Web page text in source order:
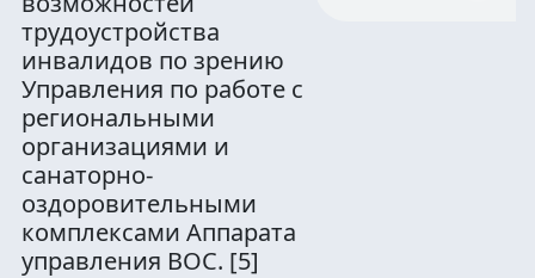
трудоустройства
инвалидов по зрению
Управления по работе с
региональными
организациями и
санаторно-
оздоровительными
комплексами Аппарата
управления ВОС. [5]